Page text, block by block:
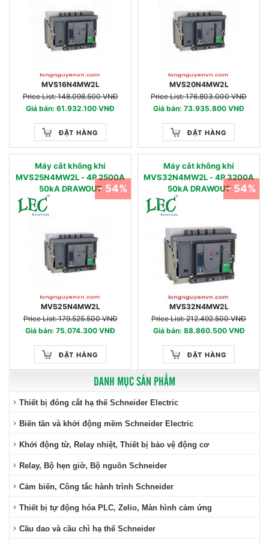
DANH MỤC SẢN PHẨM
Thiết bị đóng cắt hạ thế Schneider Electric
Biến tần và khởi động mềm Schneider Electric
Khởi động từ, Relay nhiệt, Thiết bị bảo vệ động cơ
Relay, Bộ hẹn giờ, Bộ nguồn Schneider
Cảm biến, Công tắc hành trình Schneider
Thiết bị tự động hóa PLC, Zelio, Màn hình cảm ứng
Cầu dao và cầu chì hạ thế Schneider
MVS16N4MW2L
Price List: 148.098.500 VNĐ
Giá bán: 61.932.100 VNĐ
ĐẶT HÀNG
MVS20N4MW2L
Price List: 176.803.000 VNĐ
Giá bán: 73.935.800 VNĐ
ĐẶT HÀNG
Máy cắt không khí
MVS25N4MW2L - 4P 2500A
50kA DRAWOUT
MVS25N4MW2L
Price List: 179.525.500 VNĐ
Giá bán: 75.074.300 VNĐ
ĐẶT HÀNG
- 54%
Máy cắt không khí
MVS32N4MW2L - 4P 3200A
50kA DRAWOUT
MVS32N4MW2L
Price List: 212.492.500 VNĐ
Giá bán: 88.860.500 VNĐ
ĐẶT HÀNG
- 54%